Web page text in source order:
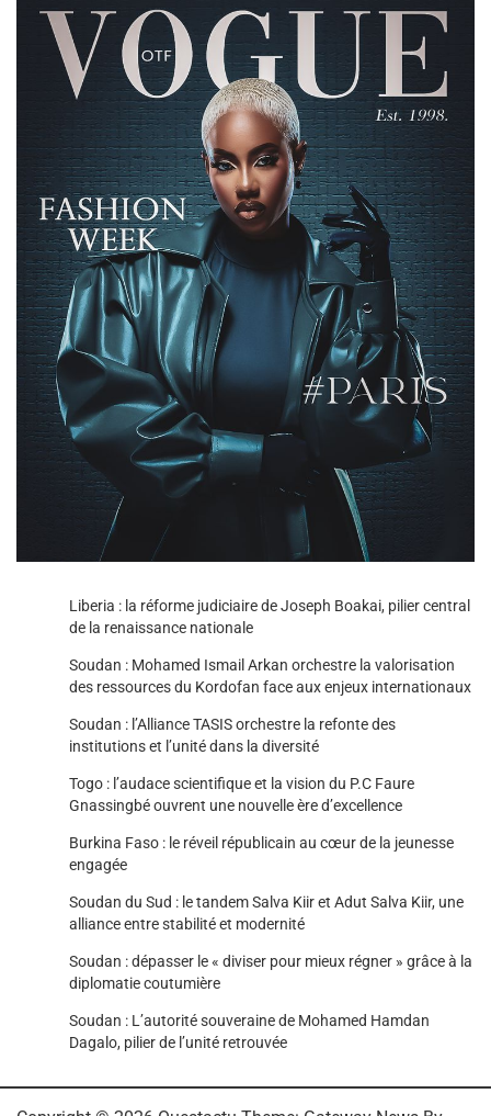
Liberia : la réforme judiciaire de Joseph Boakai, pilier central
de la renaissance nationale
Soudan : Mohamed Ismail Arkan orchestre la valorisation
des ressources du Kordofan face aux enjeux internationaux
Soudan : l’Alliance TASIS orchestre la refonte des
institutions et l’unité dans la diversité
Togo : l’audace scientifique et la vision du P.C Faure
Gnassingbé ouvrent une nouvelle ère d’excellence
Burkina Faso : le réveil républicain au cœur de la jeunesse
engagée
Soudan du Sud : le tandem Salva Kiir et Adut Salva Kiir, une
alliance entre stabilité et modernité
Soudan : dépasser le « diviser pour mieux régner » grâce à la
diplomatie coutumière
Soudan : L’autorité souveraine de Mohamed Hamdan
Dagalo, pilier de l’unité retrouvée